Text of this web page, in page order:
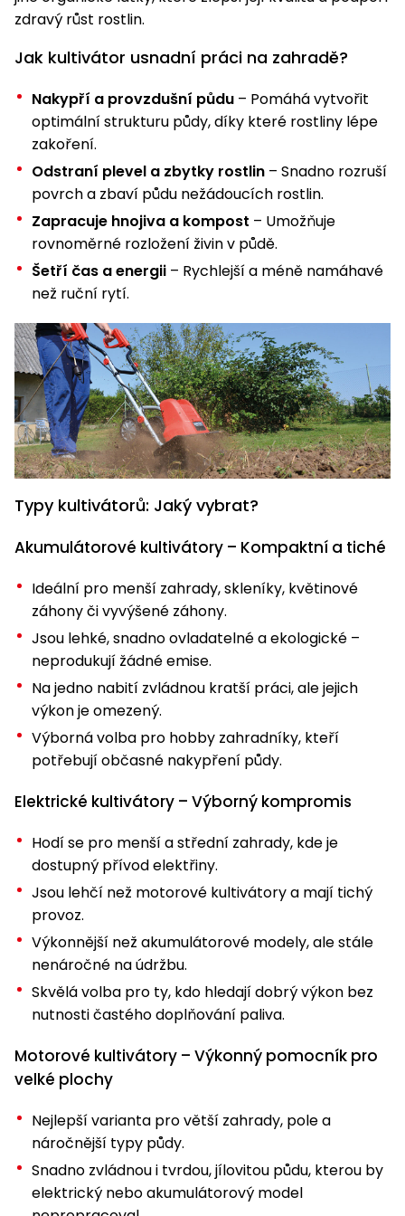
k sekačkám
Náhradní
nože
Zahradní
válce
větví
Špalíkovače
Fukary,
vysavače
Vozíky
Čerpadla
a
vodárny
a rosiče
Vysokotlaké
čističe
Ruční
nářadí
a posypové
stroje
Sněhové
frézy
Sněhová
hrabla,
škrabky
na led
Písek
filtrace
Pytle,
konve
obrubníky
Stíníci
Příslušenství
Bagry
Vibrační
pěchy
Transportéry,
stavební
stroje
Řezačky
betonu
a
Měřící
Ventilátory,
klimatizace
Nabíječky
Příslušenství
Topidla
Navijáky
a kladky
Přilby
Doplňky
Akumulátory
do
PROMINENT
zdravý růst rostlin.
Jak kultivátor usnadní práci na zahradě?
Nakypří a provzdušní půdu – Pomáhá vytvořit
optimální strukturu půdy, díky které rostliny lépe
zakoření.
Odstraní plevel a zbytky rostlin – Snadno rozruší
povrch a zbaví půdu nežádoucích rostlin.
Zapracuje hnojiva a kompost – Umožňuje
rovnoměrné rozložení živin v půdě.
Šetří čas a energii – Rychlejší a méně namáhavé
než ruční rytí.
Typy kultivátorů: Jaký vybrat?
Akumulátorové kultivátory – Kompaktní a tiché
Ideální pro menší zahrady, skleníky, květinové
záhony či vyvýšené záhony.
Jsou lehké, snadno ovladatelné a ekologické –
neprodukují žádné emise.
Na jedno nabití zvládnou kratší práci, ale jejich
výkon je omezený.
Výborná volba pro hobby zahradníky, kteří
potřebují občasné nakypření půdy.
Elektrické kultivátory – Výborný kompromis
Hodí se pro menší a střední zahrady, kde je
dostupný přívod elektřiny.
Jsou lehčí než motorové kultivátory a mají tichý
provoz.
Výkonnější než akumulátorové modely, ale stále
nenáročné na údržbu.
Skvělá volba pro ty, kdo hledají dobrý výkon bez
nutnosti častého doplňování paliva.
Motorové kultivátory – Výkonný pomocník pro
velké plochy
Nejlepší varianta pro větší zahrady, pole a
náročnější typy půdy.
Snadno zvládnou i tvrdou, jílovitou půdu, kterou by
elektrický nebo akumulátorový model